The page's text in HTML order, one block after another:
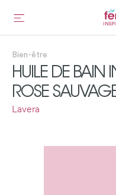
Bien-être
HUILE DE BAIN
ROSE
Lavera